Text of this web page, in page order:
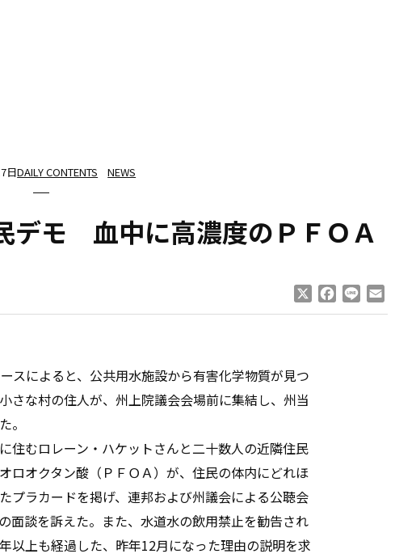
日DAILY CONTENTS NEWS
デモ 血中に高濃度のＰＦＯＡ
Facebook
Line
スによると、公共用水施設から有害化学物質が見つ
さな村の住人が、州上院議会会場前に集結し、州当
。
住むロレーン・ハケットさんと二十数人の近隣住民
ロオクタン酸（ＰＦＯＡ）が、住民の体内にどれほ
プラカードを掲げ、連邦および州議会による公聴会
面談を訴えた。また、水道水の飲用禁止を勧告され
以上も経過した、昨年12月になった理由の説明を求